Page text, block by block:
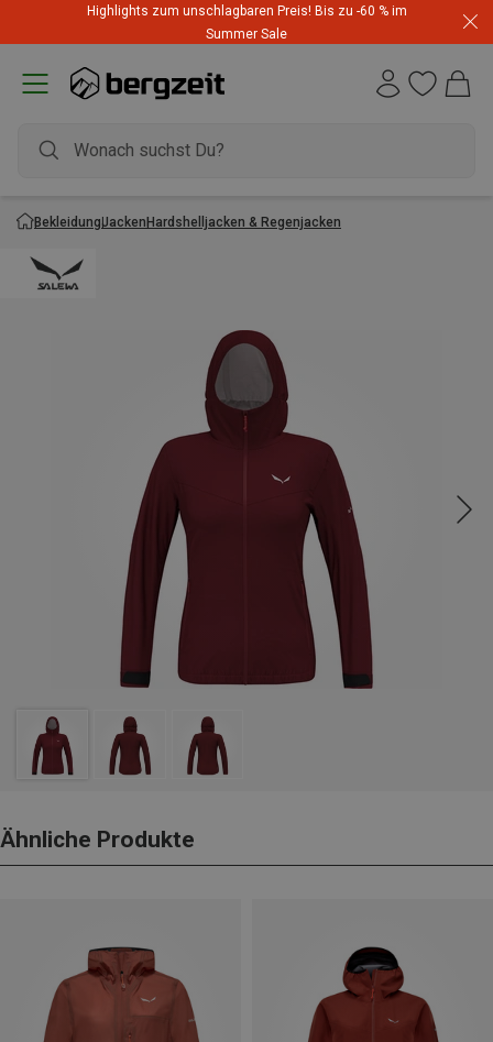
Highlights zum unschlagbaren Preis! Bis zu -60 % im
Summer Sale
BekleidungJackenHardshelljacken & Regenjacken
Ähnliche Produkte